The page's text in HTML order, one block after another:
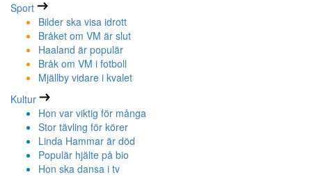
Sport
Bilder ska visa idrott
Bråket om VM är slut
Haaland är populär
Bråk om VM i fotboll
Mjällby vidare i kvalet
Kultur
Hon var viktig för många
Stor tävling för körer
Linda Hammar är död
Populär hjälte på bio
Hon ska dansa i tv